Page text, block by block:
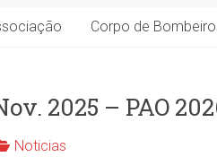
Corpo de
2025 – PAO
Noticias